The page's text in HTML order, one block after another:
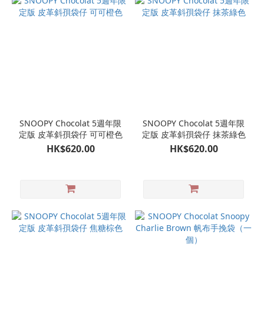
SNOOPY Chocolat 5週年限
定版 皮革斜孭袋仔 可可橙色
HK$620.00
SNOOPY Chocolat 5週年限
定版 皮革斜孭袋仔 抹茶綠色
HK$620.00